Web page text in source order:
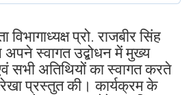
विभागाध्यक्ष प्रो. राजबीर सिंह
स्वागत उद्बोधन में मुख्य
सभी अतिथियों का स्वागत करते
प्रस्तुत की। कार्यक्रम के